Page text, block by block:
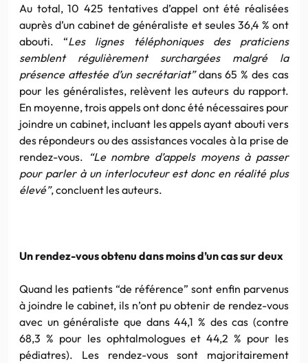
Au total, 10 425 tentatives d’appel ont été réalisées
auprès d’un cabinet de généraliste et seules 36,4 % ont
abouti. “Les lignes téléphoniques des praticiens
semblent régulièrement surchargées malgré la
présence attestée d’un secrétariat”dans 65 % des cas
pour les généralistes, relèvent les auteurs du rapport.
En moyenne, trois appels ont donc été nécessaires pour
joindre un cabinet, incluant les appels ayant abouti vers
des répondeurs ou des assistances vocales à la prise de
rendez-vous. “Le nombre d’appels moyens à passer
pour parler à un interlocuteur est donc en réalité plus
élevé”, concluent les auteurs.
Un rendez-vous obtenu dans moins d’un cas sur deux
Quand les patients “de référence” sont enfin parvenus
à joindre le cabinet, ils n’ont pu obtenir de rendez-vous
avec un généraliste que dans 44,1 % des cas (contre
68,3 % pour les ophtalmologues et 44,2 % pour les
pédiatres). Les rendez-vous sont majoritairement